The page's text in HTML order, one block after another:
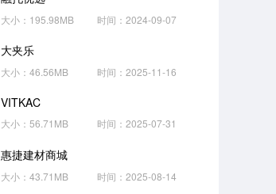
大小：195.98MB 时间：2024-09-07
大夹乐
大小：46.56MB 时间：2025-11-16
VITKAC
大小：56.71MB 时间：2025-07-31
惠捷建材商城
大小：43.71MB 时间：2025-08-14